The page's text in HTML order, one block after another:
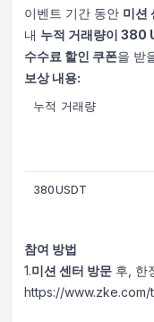
이벤트 기간 동안 미션
내 누적 거래량이 380
수수료 할인 쿠폰을 받
보상 내용:
누적 거래량
380USDT
참여 방법
1.미션 센터 방문 후, 한
https://
APP